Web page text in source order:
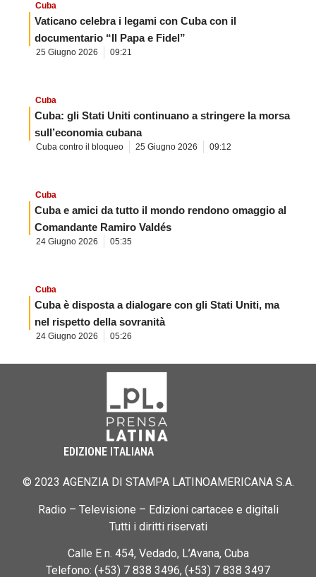
Cuba
Vaticano celebra i legami con Cuba con il
documentario “Il Papa e Fidel”
25 Giugno 2026 09:21
Cuba
Cuba: gli Stati Uniti continuano a stringere la morsa
sull’economia cubana
Cuba contro il bloqueo 25 Giugno 2026 09:12
Cuba
Cuba e amici da tutto il mondo rendono omaggio al
Comandante Ramiro Valdés
24 Giugno 2026 05:35
Cuba
Cuba è disposta a dialogare con gli Stati Uniti, ma
nel rispetto della sovranità
24 Giugno 2026 05:26
EDIZIONE ITALIANA
© 2023 AGENZIA DI STAMPA LATINOAMERICANA S.A.
Radio – Televisione – Edizioni cartacee e digitali
Tutti i diritti riservati
Calle E n. 454, Vedado, L’Avana, Cuba
Telefono: (+53) 7 838 3496, (+53) 7 838 3497